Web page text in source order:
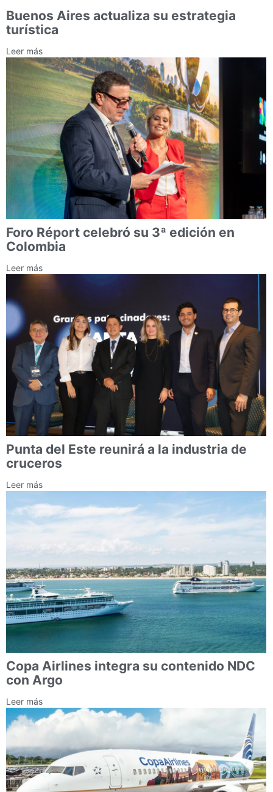
Buenos Aires actualiza su estrategia
turística
Leer más
Foro Réport celebró su 3ª edición en
Colombia
Leer más
Punta del Este reunirá a la industria de
cruceros
Leer más
Copa Airlines integra su contenido NDC
con Argo
Leer más